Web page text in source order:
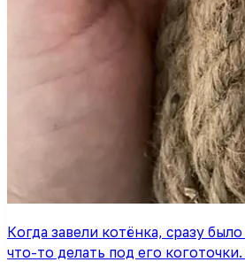
Когда завели котёнка, сразу
что-то делать под его